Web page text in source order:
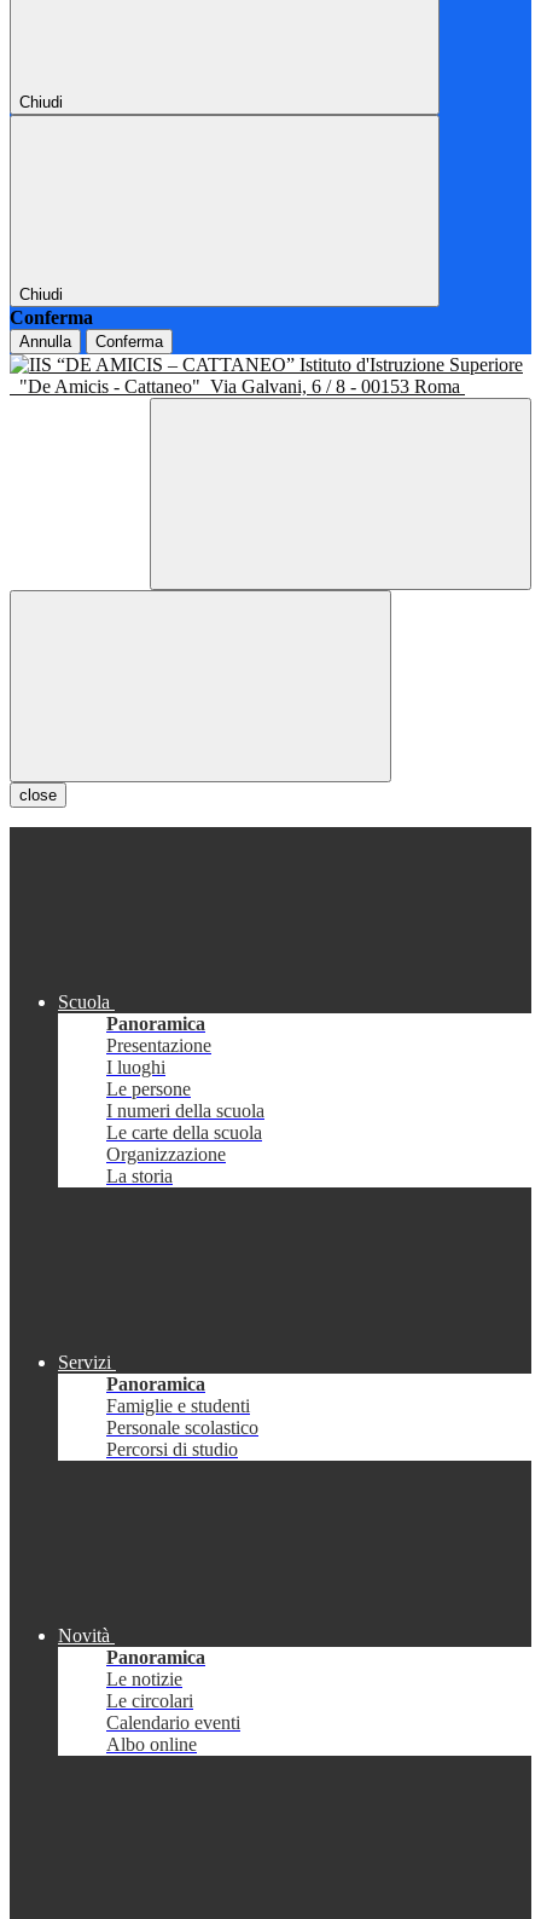
Chiudi
Chiudi
Conferma
Annulla Conferma
Istituto d'Istruzione Superiore
"De Amicis - Cattaneo" Via Galvani, 6 / 8 - 00153 Roma
close
Scuola
Panoramica
Presentazione
I luoghi
Le persone
I numeri della scuola
Le carte della scuola
Organizzazione
La storia
Servizi
Panoramica
Famiglie e studenti
Personale scolastico
Percorsi di studio
Novità
Panoramica
Le notizie
Le circolari
Calendario eventi
Albo online